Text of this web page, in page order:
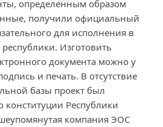
определенным образом
получили официальный
для исполнения в
Изготовить
документа можно у
и печать. В отсутствие
базы проект был
конституции Республики
компания ЭОС